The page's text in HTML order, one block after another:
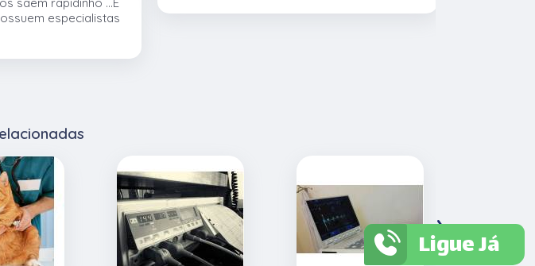
saem rapidinho ...E
especialistas
›
Ligue Já